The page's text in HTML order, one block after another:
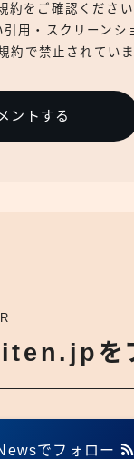
をご確認ください
用・スクリーンシ
約で禁止されていま
ントする
を
でフォロー